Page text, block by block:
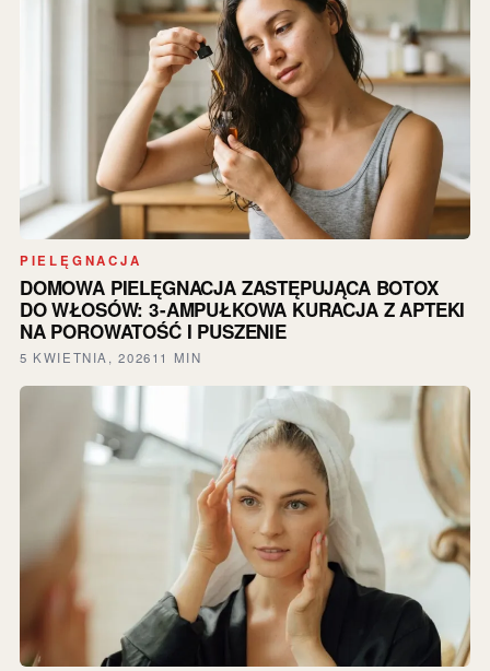
PIELĘGNACJA
DOMOWA PIELĘGNACJA ZASTĘPUJĄCA BOTOX
DO WŁOSÓW: 3-AMPUŁKOWA KURACJA Z APTEKI
NA POROWATOŚĆ I PUSZENIE
5 KWIETNIA, 202611 MIN